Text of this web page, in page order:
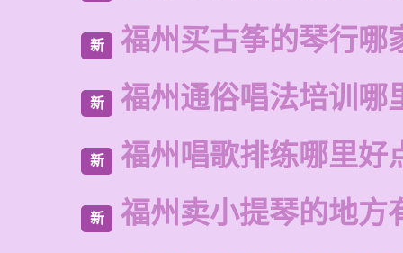
新 福州买古筝的琴行哪
新 福州通俗唱法培训哪
新 福州唱歌排练哪里好
新 福州卖小提琴的地方